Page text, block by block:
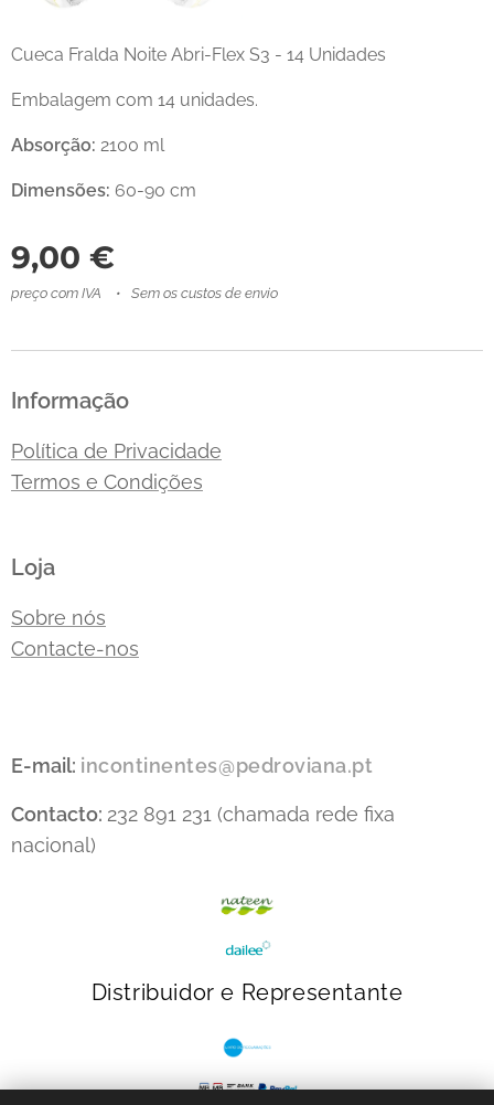
Cueca Fralda Noite Abri-Flex S3 - 14 Unidades
Embalagem com 14 unidades.
Absorção: 2100 ml
Dimensões: 60-90 cm
9,00 €
preço com IVA Sem os custos de envio
Informação
Política de Privacidade
Termos e Condições
Loja
Sobre nós
Contacte-nos
E-mail: incontinentes@pedroviana.pt
Contacto: 232 891 231 (chamada rede fixa
nacional)
Distribuidor e Representante